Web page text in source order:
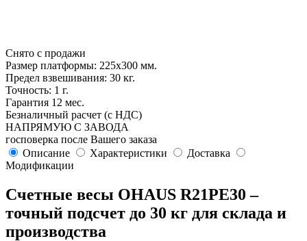
Снято с продажи
Размер платформы: 225х300 мм.
Предел взвешивания: 30 кг.
Точность: 1 г.
Гарантия 12 мес.
Безналичный расчет (с НДС)
НАПРЯМУЮ С ЗАВОДА
госповерка после Вашего заказа
Описание
Характеристики
Доставка
Модификации
Счетные весы OHAUS R21PE30 –
точный подсчет до 30 кг для склада и
производства